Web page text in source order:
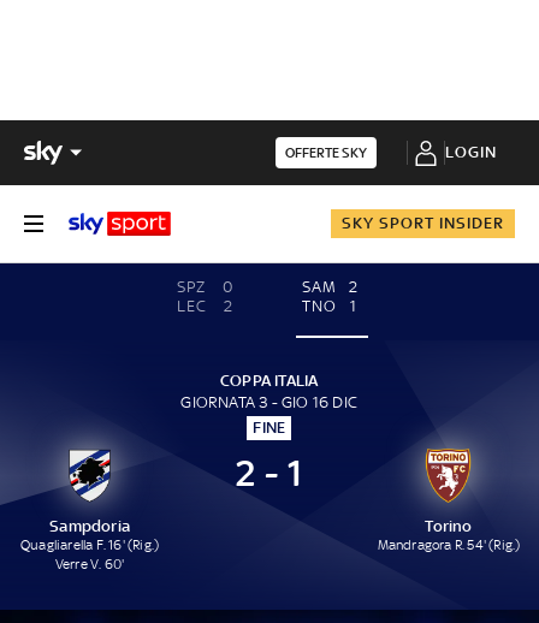
OFFERTE SKY LOGIN
SKY SPORT INSIDER
SPZ
0
LEC
2
SAM
2
TNO
1
COPPA ITALIA
GIORNATA 3 - GIO 16 DIC
FINE
Sampdoria
Quagliarella F. 16' (Rig.)
Verre V. 60'
2 - 1
Torino
Mandragora R. 54' (Rig.)